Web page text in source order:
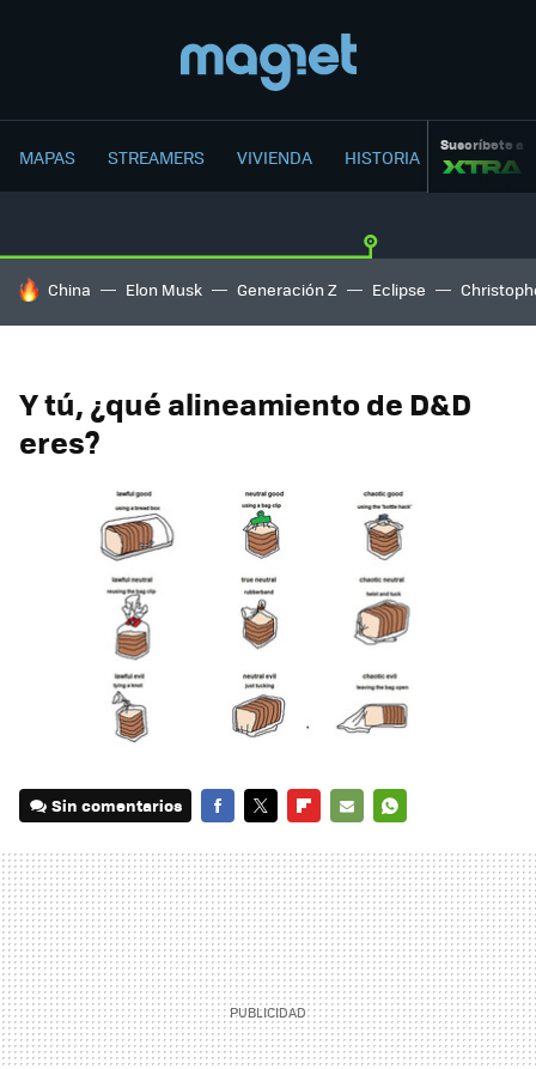
MAPAS STREAMERS VIVIENDA HISTORIA Suscríbete a
HOY SE HABLA DE
China Elon Musk Generación Z Eclipse
Y tú, ¿qué alineamiento de D&D
eres?
Sin comentarios
MAIL